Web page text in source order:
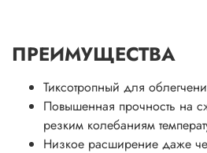
ПРЕИМУЩЕСТВА
Тиксотропный для
Повышенная прочность на
резким колебаниям
Низкое расширение даже